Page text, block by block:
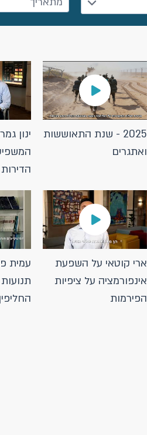
2025 - שנת התאוששות
ואתגרים
ינון
הדירות
ארי קוטאי על השפעת
אינפורמציה על ציפיות
הפירמות
עמית
החליפין